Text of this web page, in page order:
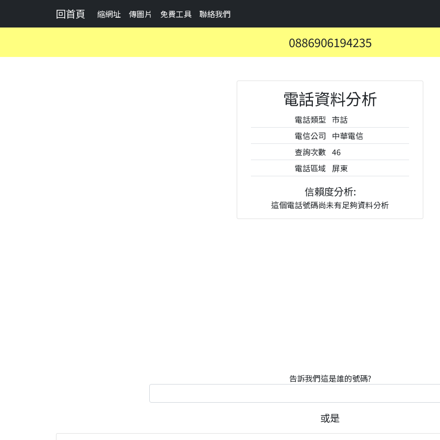
回首頁 縮網址 傳圖片 免費工具 聯絡我們
0886906194235
電話資料分析
電話類型 市話
電信公司 中華電信
查詢次數 46
電話區域 屏東
信賴度分析:
這個電話號碼尚未有足夠資料分析
告訴我們這是誰的號碼?
或是